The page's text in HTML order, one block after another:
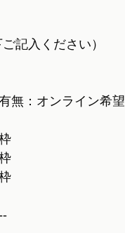
記入ください）
無：オンライン希